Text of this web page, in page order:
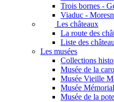
Trois bornes -
Viaduc -
Les châteaux
La route des
Liste des
Les musées
Collections
Musée de la
Musée Vieille
Musée
Musée de la